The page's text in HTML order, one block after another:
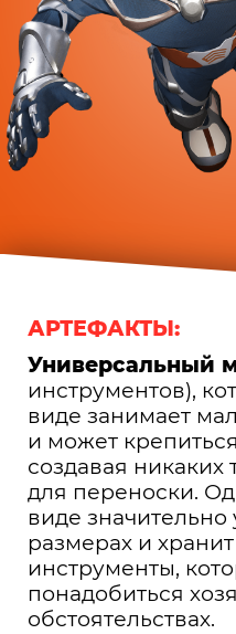
АРТЕФАКТЫ:
Универсальный
инструментов),
виде занимает
и может
создавая никаких
для переноски.
виде значительно
размерах и
инструменты,
понадобиться
обстоятельствах.